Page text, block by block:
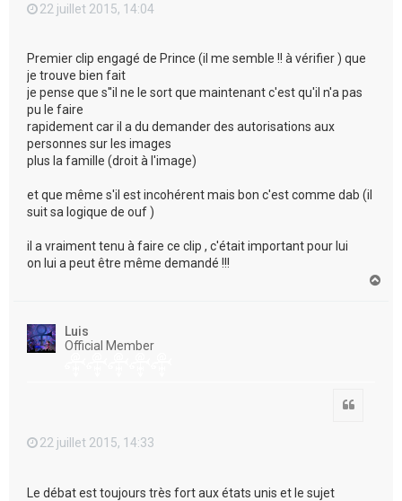
22 juillet 2015, 14:04
Premier clip engagé de Prince (il me semble !! à vérifier ) que
je trouve bien fait
je pense que s''il ne le sort que maintenant c'est qu'il n'a pas
pu le faire
rapidement car il a du demander des autorisations aux
personnes sur les images
plus la famille (droit à l'image)
et que même s'il est incohérent mais bon c'est comme dab (il
suit sa logique de ouf )
il a vraiment tenu à faire ce clip , c'était important pour lui
on lui a peut être même demandé !!!
Luis
Official Member
22 juillet 2015, 14:33
Le débat est toujours très fort aux états unis et le sujet